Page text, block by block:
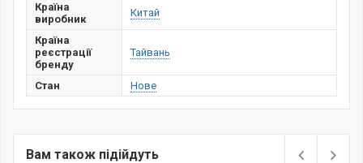
Країна
виробник
Китай
Країна
реєстрації
бренду
Тайвань
Стан Нове
Вам також підійдуть